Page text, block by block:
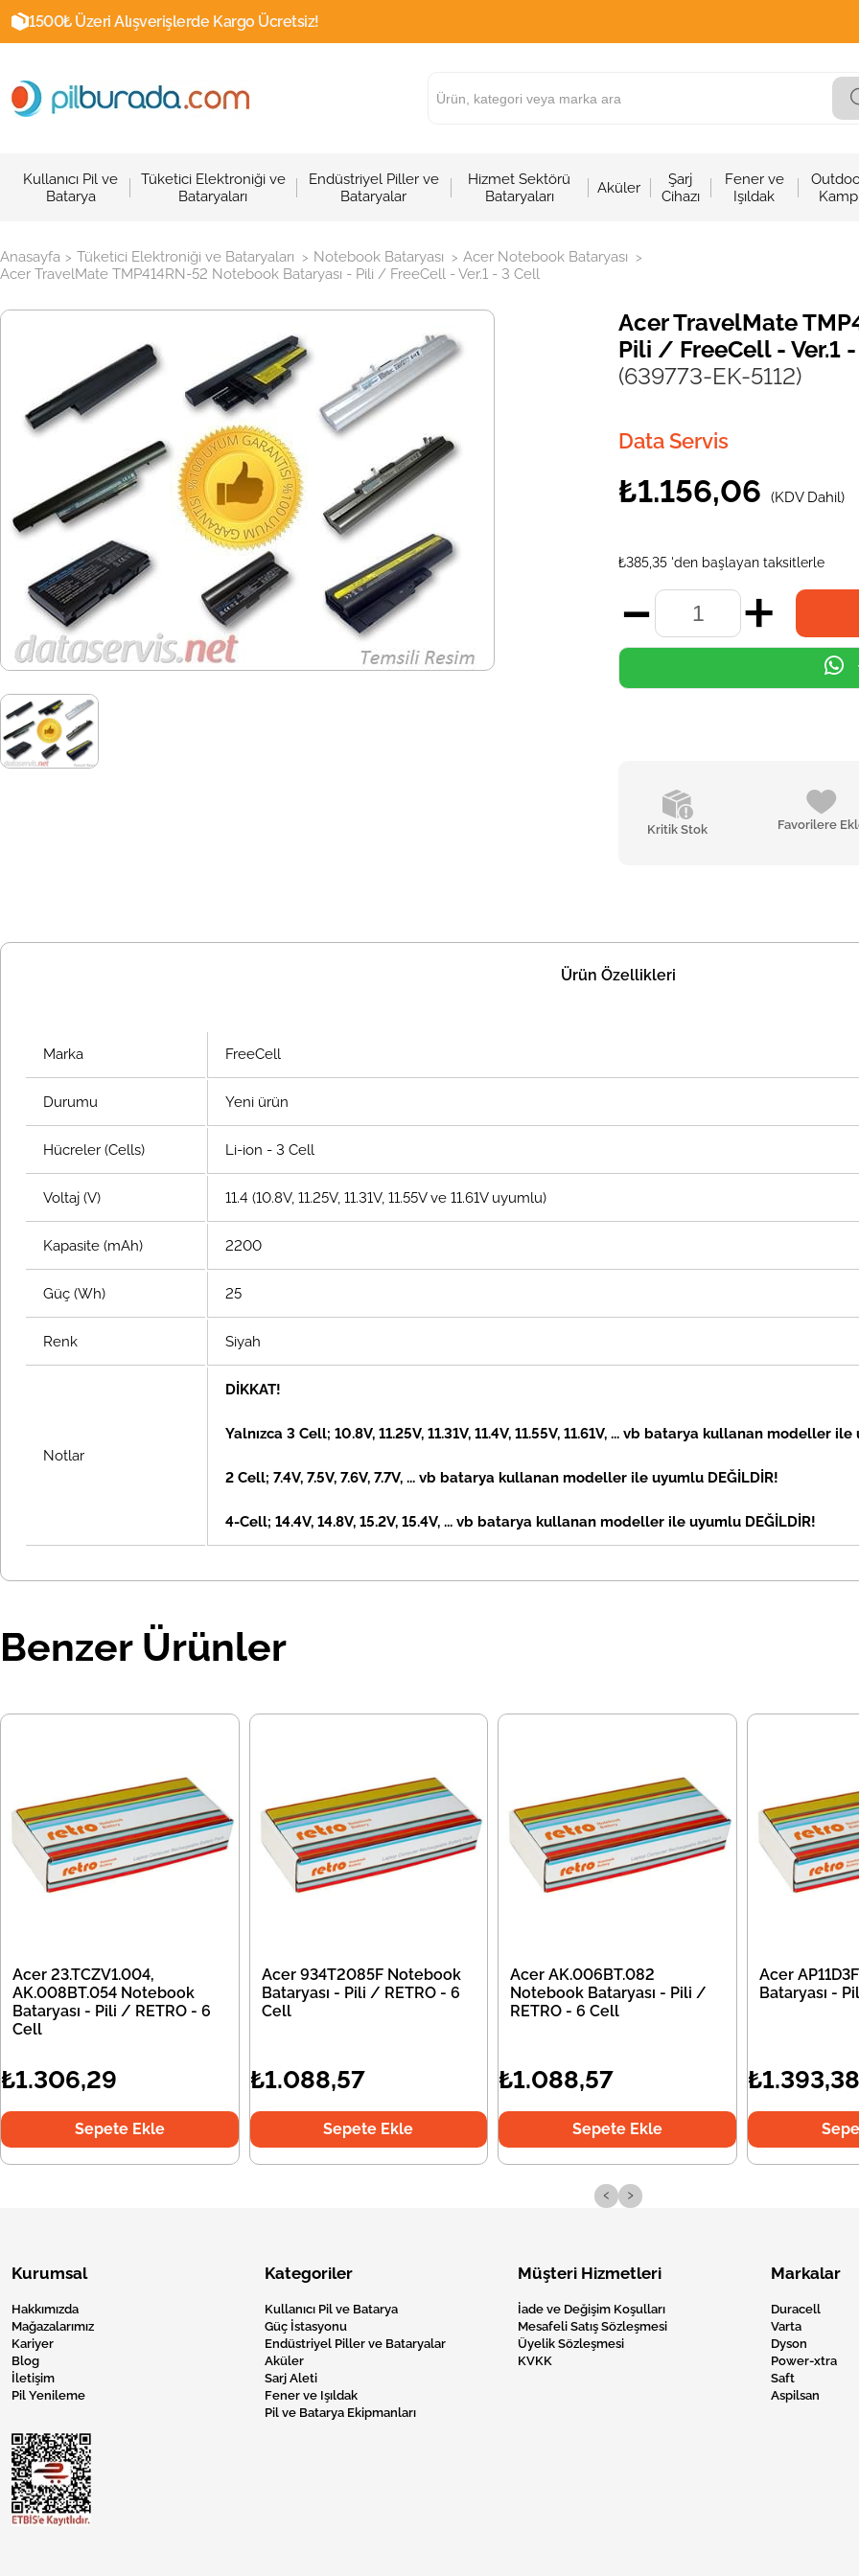
1500₺ Üzeri Alışverişlerde Kargo Ücretsiz!
Kullanıcı Pil ve
Batarya
Tüketici Elektroniği ve
Bataryaları
Endüstriyel Piller ve
Bataryalar
Hizmet Sektörü
Bataryaları
Aküler
Şarj
Cihazı
Fener ve
Işıldak
Kamp
Anasayfa > Tüketici Elektroniği ve Bataryaları > Notebook Bataryası > Acer Notebook Bataryası >
Acer TravelMate TMP414RN-52 Notebook Bataryası - Pili / FreeCell - Ver.1 - 3 Cell
Acer TravelMate
Pili / FreeCell - Ver.1
(639773-EK-5112)
Data Servis
₺1.156,06 (KDV Dahil)
₺385,35 'den başlayan taksitlerle
Kritik Stok Favorilere
Ürün Özellikleri
Marka FreeCell
Durumu Yeni ürün
Hücreler (Cells) Li-ion - 3 Cell
Voltaj (V) 11.4 (10.8V, 11.25V, 11.31V, 11.55V ve 11.61V uyumlu)
Kapasite (mAh) 2200
Güç (Wh) 25
Renk Siyah
Notlar
DİKKAT!
Yalnızca 3 Cell; 10.8V, 11.25V, 11.31V, 11.4V, 11.55V, 11.61V, ... vb batarya kullanan modeller
2 Cell; 7.4V, 7.5V, 7.6V, 7.7V, ... vb batarya kullanan modeller ile uyumlu DEĞİLDİR!
4-Cell; 14.4V, 14.8V, 15.2V, 15.4V, ... vb batarya kullanan modeller ile uyumlu DEĞİLDİR!
Benzer Ürünler
Acer 23.TCZV1.004,
AK.008BT.054 Notebook
Bataryası - Pili / RETRO - 6
Cell
₺1.306,29
Sepete Ekle
Acer 934T2085F Notebook
Bataryası - Pili / RETRO - 6
Cell
₺1.088,57
Sepete Ekle
Acer AK.006BT.082
Notebook Bataryası - Pili /
RETRO - 6 Cell
₺1.088,57
Sepete Ekle
Acer
Bataryası -
₺1.393,38
‹ ›
Kurumsal
Hakkımızda
Mağazalarımız
Kariyer
Blog
İletişim
Pil Yenileme
Kategoriler
Kullanıcı Pil ve Batarya
Güç İstasyonu
Endüstriyel Piller ve Bataryalar
Aküler
Sarj Aleti
Fener ve Işıldak
Pil ve Batarya Ekipmanları
Müşteri Hizmetleri
İade ve Değişim Koşulları
Mesafeli Satış Sözleşmesi
Üyelik Sözleşmesi
KVKK
Markalar
Duracell
Varta
Dyson
Power-xtra
Saft
Aspilsan